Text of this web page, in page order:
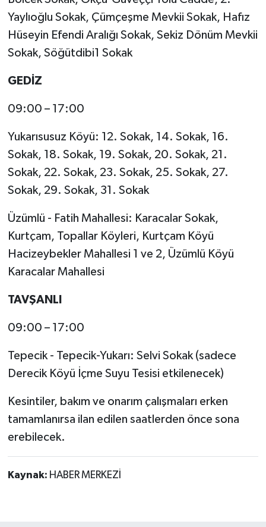
Yaylıoğlu Sokak, Çümçeşme Mevkii Sokak, Hafız
Hüseyin Efendi Aralığı Sokak, Sekiz Dönüm Mevkii
Sokak, Söğütdibi1 Sokak
GEDİZ
09:00 – 17:00
Yukarısusuz Köyü: 12. Sokak, 14. Sokak, 16.
Sokak, 18. Sokak, 19. Sokak, 20. Sokak, 21.
Sokak, 22. Sokak, 23. Sokak, 25. Sokak, 27.
Sokak, 29. Sokak, 31. Sokak
Üzümlü - Fatih Mahallesi: Karacalar Sokak,
Kurtçam, Topallar Köyleri, Kurtçam Köyü
Hacizeybekler Mahallesi 1 ve 2, Üzümlü Köyü
Karacalar Mahallesi
TAVŞANLI
09:00 – 17:00
Tepecik - Tepecik-Yukarı: Selvi Sokak (sadece
Derecik Köyü İçme Suyu Tesisi etkilenecek)
Kesintiler, bakım ve onarım çalışmaları erken
tamamlanırsa ilan edilen saatlerden önce sona
erebilecek.
Kaynak: HABER MERKEZİ